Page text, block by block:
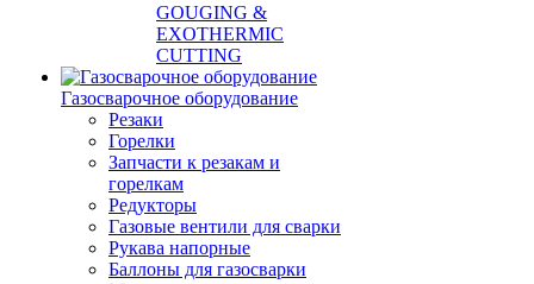
GOUGING &
EXOTHERMIC
CUTTING
Газосварочное оборудование
Резаки
Горелки
Запчасти к резакам и
горелкам
Редукторы
Газовые вентили для сварки
Рукава напорные
Баллоны для газосварки